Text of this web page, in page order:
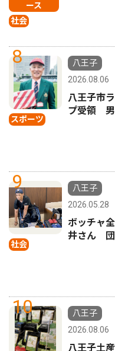
ース
社会
8
スポーツ
八王子
2026.08.06
八王子市
プ受領 男
9
社会
八王子
2026.05.28
ボッチャ
井さん 団
10
八王子
2026.08.06
八王子土